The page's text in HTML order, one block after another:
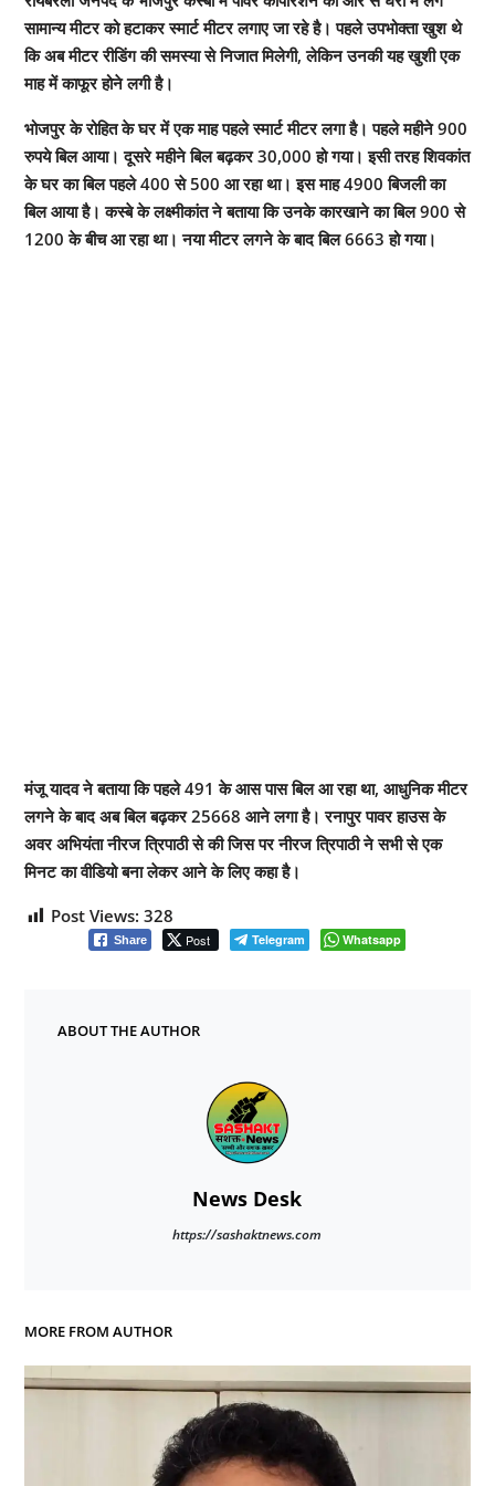
सामान्य मीटर को हटाकर स्मार्ट मीटर लगाए जा रहे है। पहले उपभोक्ता खुश थे
कि अब मीटर रीडिंग की समस्या से निजात मिलेगी, लेकिन उनकी यह खुशी एक
माह में काफूर होने लगी है।
भोजपुर के रोहित के घर में एक माह पहले स्मार्ट मीटर लगा है। पहले महीने 900
रुपये बिल आया। दूसरे महीने बिल बढ़कर 30,000 हो गया। इसी तरह शिवकांत
के घर का बिल पहले 400 से 500 आ रहा था। इस माह 4900 बिजली का
बिल आया है। कस्बे के लक्ष्मीकांत ने बताया कि उनके कारखाने का बिल 900 से
1200 के बीच आ रहा था। नया मीटर लगने के बाद बिल 6663 हो गया।
मंजू यादव ने बताया कि पहले 491 के आस पास बिल आ रहा था, आधुनिक मीटर
लगने के बाद अब बिल बढ़कर 25668 आने लगा है। रनापुर पावर हाउस के
अवर अभियंता नीरज त्रिपाठी से की जिस पर नीरज त्रिपाठी ने सभी से एक
मिनट का वीडियो बना लेकर आने के लिए कहा है।
Post Views: 328
Share Post Telegram Whatsapp
ABOUT THE AUTHOR
News Desk
https://sashaktnews.com
MORE FROM AUTHOR